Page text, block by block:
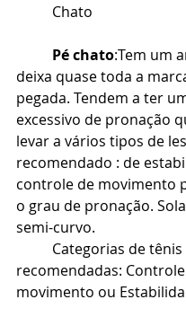
Chato
Pé chato:Tem um
deixa quase toda a
pegada. Tendem a ter
excessivo de pronação
levar a vários tipos de
recomendado : de
controle de movimento
o grau de pronação.
semi-curvo.
Categorias de tênis
recomendadas:
movimento ou